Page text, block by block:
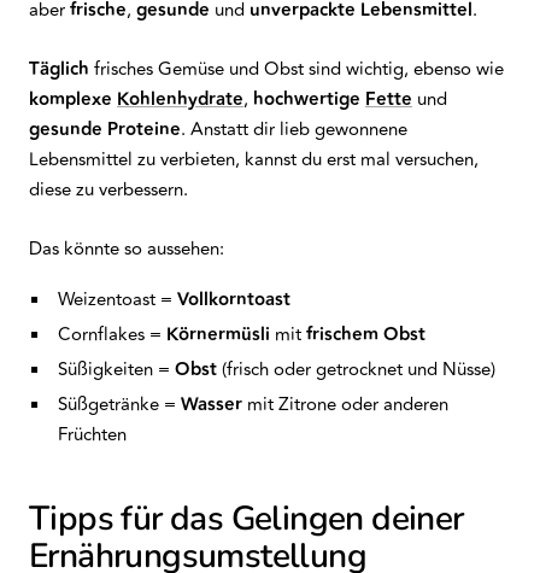
aberfrische, gesunde und unverpackte Lebensmittel.
Täglich frisches Gemüse und Obst sind wichtig, ebenso wie
komplexe Kohlenhydrate, hochwertige Fette und
gesunde Proteine. Anstatt dir lieb gewonnene
Lebensmittel zu verbieten, kannst du erst mal versuchen,
diese zu verbessern.
Das könnte so aussehen:
Weizentoast = Vollkorntoast
Cornflakes = Körnermüsli mitfrischem Obst
Süßigkeiten = Obst(frisch oder getrocknet und Nüsse)
Süßgetränke = Wassermit Zitrone oder anderen
Früchten
Tipps für das Gelingen deiner
Ernährungsumstellung